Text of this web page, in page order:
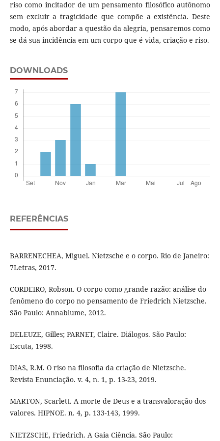
riso como incitador de um pensamento filosófico autônomo
sem excluir a tragicidade que compõe a existência. Deste
modo, após abordar a questão da alegria, pensaremos como
se dá sua incidência em um corpo que é vida, criação e riso.
DOWNLOADS
REFERÊNCIAS
BARRENECHEA, Miguel. Nietzsche e o corpo. Rio de Janeiro:
7Letras, 2017.
CORDEIRO, Robson. O corpo como grande razão: análise do
fenômeno do corpo no pensamento de Friedrich Nietzsche.
São Paulo: Annablume, 2012.
DELEUZE, Gilles; PARNET, Claire. Diálogos. São Paulo:
Escuta, 1998.
DIAS, R.M. O riso na filosofia da criação de Nietzsche.
Revista Enunciação. v. 4, n. 1, p. 13-23, 2019.
MARTON, Scarlett. A morte de Deus e a transvaloração dos
valores. HIPNOE. n. 4, p. 133-143, 1999.
NIETZSCHE, Friedrich. A Gaia Ciência. São Paulo: